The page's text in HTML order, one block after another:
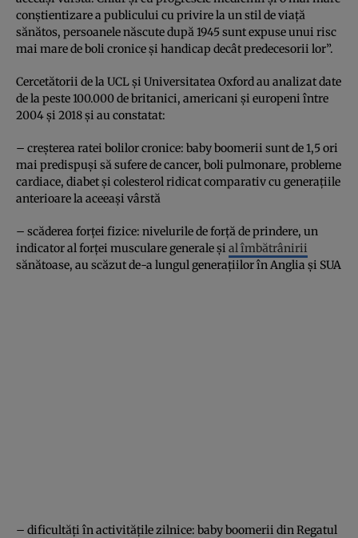
conștientizare a publicului cu privire la un stil de viață
sănătos, persoanele născute după 1945 sunt expuse unui risc
mai mare de boli cronice și handicap decât predecesorii lor”.
Cercetătorii de la UCL și Universitatea Oxford au analizat date
de la peste 100.000 de britanici, americani și europeni între
2004 și 2018 și au constatat:
– creșterea ratei bolilor cronice: baby boomerii sunt de 1,5 ori
mai predispuși să sufere de cancer, boli pulmonare, probleme
cardiace, diabet și colesterol ridicat comparativ cu generațiile
anterioare la aceeași vârstă
– scăderea forței fizice: nivelurile de forță de prindere, un
indicator al forței musculare generale și al îmbătrânirii
sănătoase, au scăzut de-a lungul generațiilor în Anglia și SUA
– dificultăți în activitățile zilnice: baby boomerii din Regatul